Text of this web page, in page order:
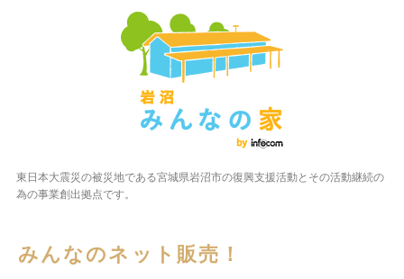
東日本大震災の被災地である宮城県岩沼市の復興支援活動とその活動継続の
為の事業創出拠点です。
みんなのネット販売！